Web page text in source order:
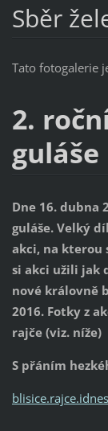
Sběr
Tato fotogalerie
2.
guláše
Dne 16. dubna
guláše. Velký
akci, na kterou
si akci užili jak
nové královně
2016. Fotky z
rajče (viz. níže)
S přáním